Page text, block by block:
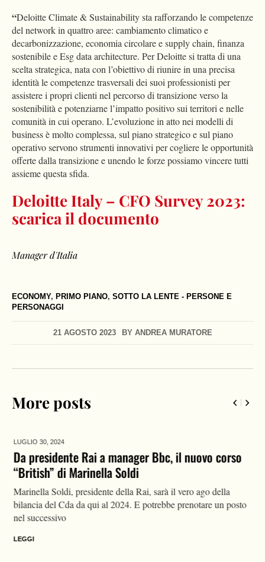
ECONOMY, PRIMO PIANO, SOTTO LA LENTE - PERSONE E
PERSONAGGI
21 AGOSTO 2023 BY ANDREA MURATORE
“Deloitte Climate & Sustainabilitysta rafforzando le competenze
del network in quattro aree: cambiamento climatico e
decarbonizzazione, economia circolare e supply chain, finanza
sostenibile e Esg data architecture. Per Deloitte si tratta di una
scelta strategica, nata con l’obiettivo di riunire in una precisa
identità le competenze trasversali dei suoi professionisti per
assistere i propri clienti nel percorso di transizione verso la
sostenibilità e potenziarne l’impatto positivo sui territori e nelle
comunità in cui operano. L’evoluzione in atto nei modelli di
business è molto complessa, sul piano strategico e sul piano
operativo servono strumenti innovativi per cogliere le opportunità
offerte dalla transizione e unendo le forze possiamo vincere tutti
assieme questa sfida.
Deloitte Italy – CFO Survey 2023:
scarica il documento
Manager d'Italia
More posts
LUGLIO 30, 2024
Da presidente Rai a manager Bbc, il nuovo corso
“British” di Marinella Soldi
Marinella Soldi, presidente della Rai, sarà il vero ago della
bilancia del Cda da qui al 2024. E potrebbe prenotare un posto
nel successivo
LEGGI